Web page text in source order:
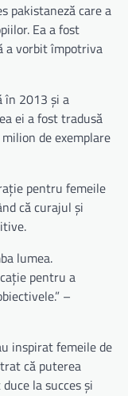
pakistaneză care a
Ea a fost
a vorbit împotriva
în 2013 și a
ei a fost tradusă
de exemplare
pentru femeile
că curajul și
lumea.
pentru a
–
inspirat femeile de
că puterea
la succes și